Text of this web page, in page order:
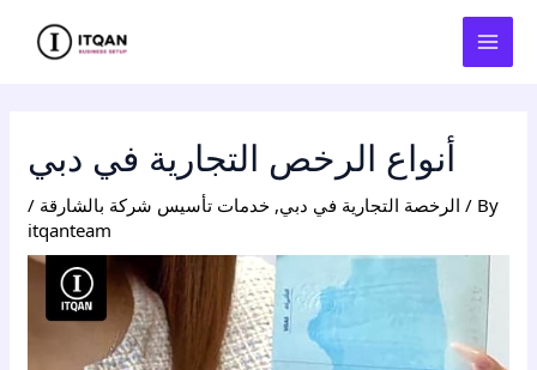
أنواع الرخص التجارية في دبي
/ الرخصة التجارية في دبي, خدمات تأسيس شركة بالشارقة
/ By
itqanteam
navigation